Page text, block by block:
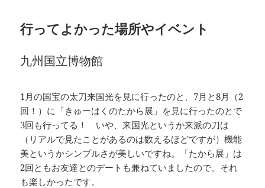
行ってよかった場所やイベント
九州国立博物館
1月の国宝の太刀来国光を見に行ったのと、7月と8月（2
回！）に「きゅーはくのたから展」を見に行ったのとで
3回も行ってる！ いや、来国光というか来派の刀は
（リアルで見たことがあるのは数えるほどですが）機能
美というかシンプルさが美しいですね。「たから展」は
2回ともお友達とのデートも兼ねていましたので、それ
も楽しかったです。